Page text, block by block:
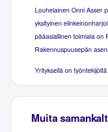
Louhelainen Onni Asser
yksityinen
pääasiallinen toimiala on
Rakennuspuusepän
Yrityksellä on
Muita